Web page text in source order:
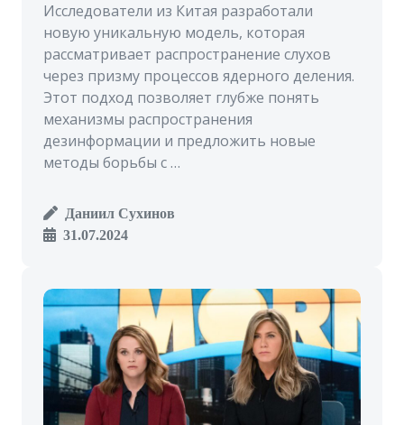
Исследователи из Китая разработали
новую уникальную модель, которая
рассматривает распространение слухов
через призму процессов ядерного деления.
Этот подход позволяет глубже понять
механизмы распространения
дезинформации и предложить новые
методы борьбы с …
Даниил Сухинов
31.07.2024